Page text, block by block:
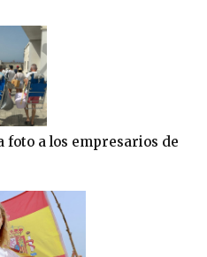
foto a los empresarios de